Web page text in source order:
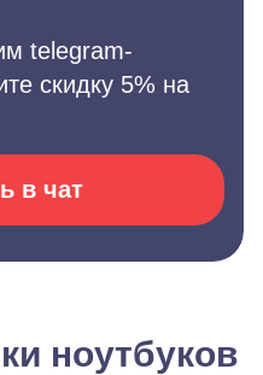
telegram-
скидку 5% на
в чат
ноутбуков